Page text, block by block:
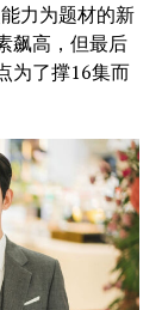
力为题材的新
飙高，但最后
为了撑16集而